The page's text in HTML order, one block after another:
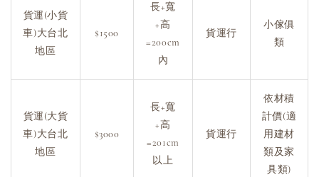
貨運(小貨
車)大台北
地區
$1500
長+寬
+高
=200cm
內
貨運行
小傢俱
類
貨運(大貨
車)大台北
地區
$3000
長+寬
+高
=201cm
以上
貨運行
依材積
計價(適
用建材
類及家
具類)